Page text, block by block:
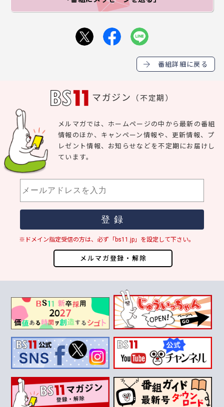
番組詳細に戻る
マガジン （不定期）
メルマガ登録・解除
メルマガでは、ホームページの中から最新の番組
情報のほか、キャンペーン情報や、更新情報、プ
レゼント情報、お知らせなどを不定期にお届けし
ています。
※ドメイン指定受信の方は、必ず「bs11.jp」を設定して下さい。